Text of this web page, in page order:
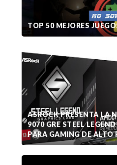
TOP 50 MEJORES
ASROCK PRESENTA LA
9070 GRE STEEL
PARA GAMING DE ALTO